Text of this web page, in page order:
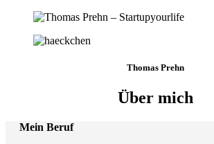
Thomas Prehn
Über mich
Mein Beruf